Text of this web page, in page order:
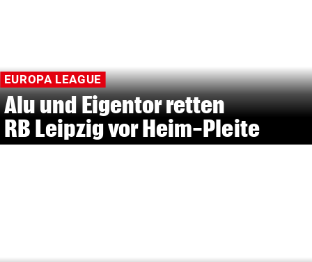
EUROPA LEAGUE
Alu und Eigentor retten
RB Leipzig vor Heim-Pleite